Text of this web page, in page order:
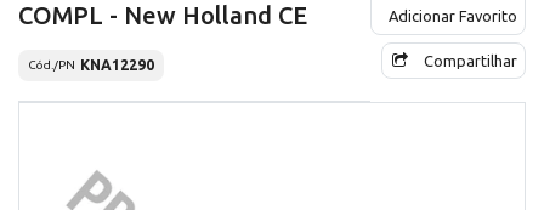
COMPL - New Holland CE
Cód./PN KNA12290
Adicionar Favorito
Compartilhar